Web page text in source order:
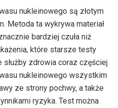
nukleinowego są złotym
Metoda ta wykrywa materiał
bardziej czuła niż
które starsze testy
służby zdrowia coraz częściej
nukleinowego wszystkim
ze strony pochwy, a także
ryzyka. Test można